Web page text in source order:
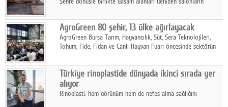
sonbaharın tasarım kodlarını açıklıyor.
AgroGreen 80 şehir, 13 ülke ağırlayacak
AgroGreen Bursa Tarım, Hayvancılık, Süt, Sera Teknolojileri,
Tohum, Fide, Fidan ve Canlı Hayvan Fuarı öncesinde sektörün
Türkiye rinoplastide dünyada ikinci sırada yer
alıyor
Rinoplasti, hem görünüm hem de nefes alma sağlığını